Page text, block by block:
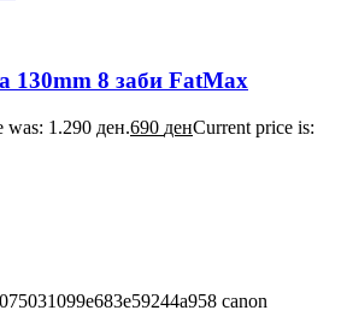
130mm 8 заби FatMax
was: 1.290 ден.690 денCurrent price is: